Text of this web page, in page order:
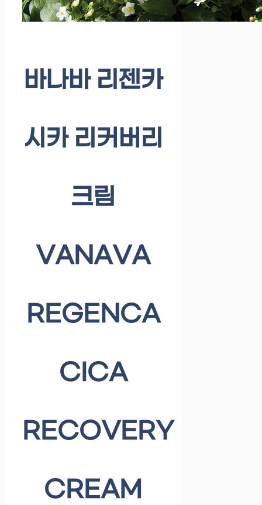
바나바 리젠카
시카 리커버리
크림
VANAVA
REGENCA
CICA
RECOVERY
CREAM